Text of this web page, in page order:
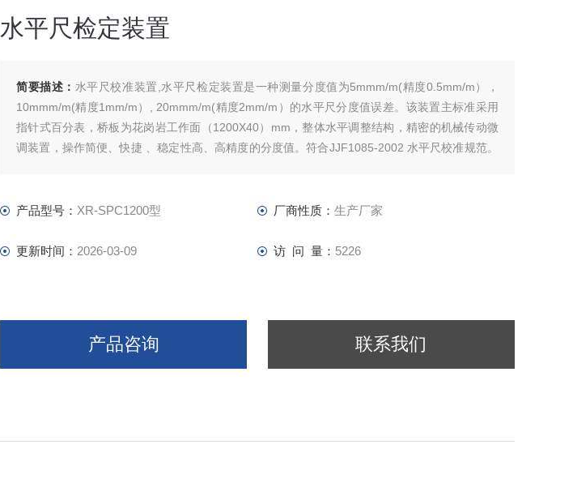
水平尺检定装置
简要描述： 水平尺校准装置,水平尺检定装置是一种测量分度值为5mmm/m(精度0.5mm/m），
10mmm/m(精度1mm/m）, 20mmm/m(精度2mm/m）的水平尺分度值误差。该装置主标准采用
指针式百分表，桥板为花岗岩工作面（1200X40）mm，整体水平调整结构，精密的机械传动微
调装置，操作简便、快捷 、稳定性高、高精度的分度值。符合JJF1085-2002 水平尺校准规范。
产品型号： XR-SPC1200型 厂商性质： 生产厂家
更新时间： 2026-03-09 访 问 量： 5226
产品咨询 联系我们